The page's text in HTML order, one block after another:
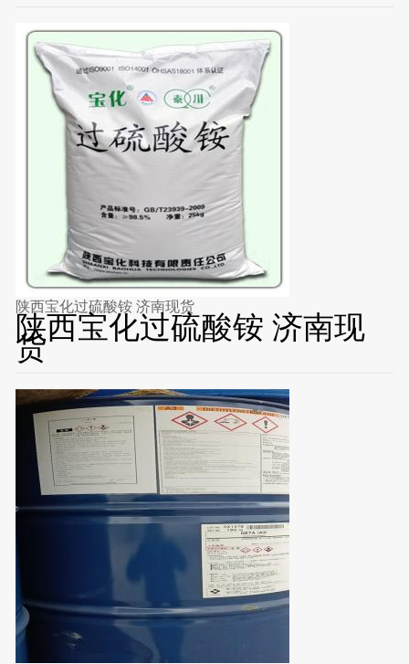
陕西宝化过硫酸铵 济南现货
陕西宝化过硫酸铵 济南现
货